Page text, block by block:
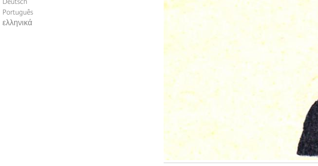
Português
ελληνικά